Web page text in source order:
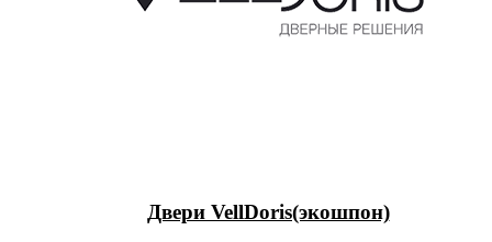
Двери VellDoris(экошпон)